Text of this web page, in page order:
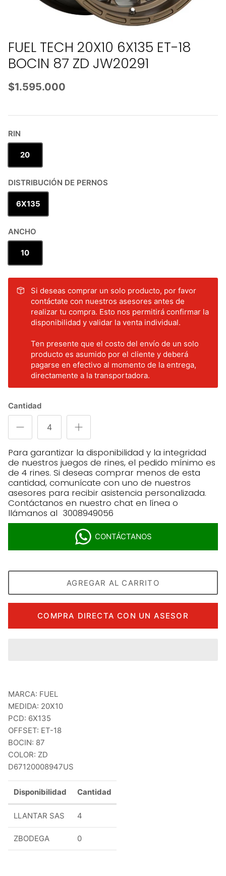
FUEL TECH 20X10 6X135 ET-18
BOCIN 87 ZD JW20291
$1.595.000
RIN
20
DISTRIBUCIÓN DE PERNOS
6X135
ANCHO
10
Si deseas comprar un solo producto, por favor
contáctate con nuestros asesores antes de
realizar tu compra. Esto nos permitirá confirmar la
disponibilidad y validar la venta individual.
Ten presente que el costo del envío de un solo
producto es asumido por el cliente y deberá
pagarse en efectivo al momento de la entrega,
directamente a la transportadora.
Cantidad
Para garantizar la disponibilidad y la integridad
de nuestros juegos de rines, el pedido mínimo es
de 4 rines. Si deseas comprar menos de esta
cantidad, comunícate con uno de nuestros
asesores para recibir asistencia personalizada.
Contáctanos en nuestro chat en línea o
llámanos al 3008949056
CONTÁCTANOS
AGREGAR AL CARRITO
COMPRA DIRECTA CON UN ASESOR
MARCA: FUEL
MEDIDA: 20X10
PCD: 6X135
OFFSET: ET-18
BOCIN: 87
COLOR: ZD
D67120008947US
Disponibilidad Cantidad
LLANTAR SAS 4
ZBODEGA 0